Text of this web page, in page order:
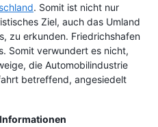
. Somit ist nicht nur
Ziel, auch das Umland
zu erkunden. Friedrichshafen
Somit verwundert es nicht,
die Automobilindustrie
betreffend, angesiedelt